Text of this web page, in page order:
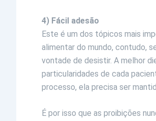
4) Fácil adesão
Este é um dos tópicos mais
alimentar do mundo, contudo,
vontade de desistir. A melhor
particularidades de cada
processo, ela precisa ser
É por isso que as proibições